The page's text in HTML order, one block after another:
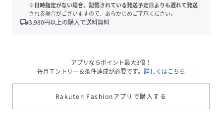
※日時指定がない場合、記載されている発送予定日よりも遅れて発送
される場合がございますので、あらかじめご了承ください。
local_shipping3,980円以上の購入で送料無料
アプリならポイント最大3倍！
毎月エントリー＆条件達成が必要です。 詳しくはこちら
Rakuten Fashionアプリで購入する